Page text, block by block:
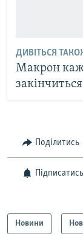
ДИВІТЬСЯ
Макрон
Поділитись
Підписатись
Новини